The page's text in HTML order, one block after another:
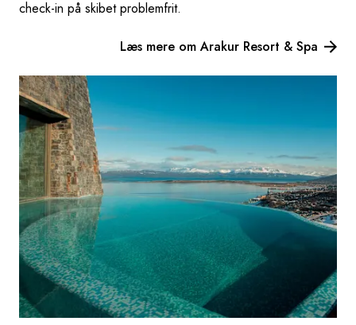
check-in på skibet problemfrit.
Læs mere om Arakur Resort & Spa